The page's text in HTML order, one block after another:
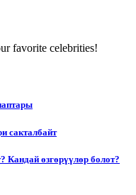
favorite celebrities!
сакталбайт
өзгөрүүлөр болот?